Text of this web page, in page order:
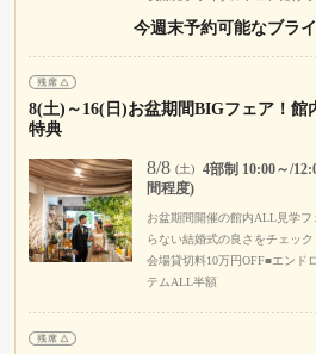
今週末予約可能なブラ
8(土)～16(日)お盆期間BIGフェア！館
特典
8/8 (土)
4部制 10:00～/
間程度)
お盆期間開催の館内ALL見学
らない結婚式の良さをチェッ
会場貸切料10万円OFF■エンド
テムALL半額